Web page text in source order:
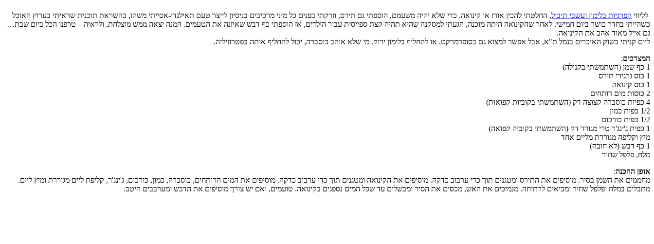
לליווי הפרגיות בלימון ועשבי תיבול, החלטתי להכין אורז או קינואה. כדי שלא יהיה משעמם, הוספתי גם תירס, וזרקתי בפנים כל מיני מרכיבים בניסיון לייצר טעם תאילנדי-אסייתי משהו, בהשראת תוכנית שראיתי בערוץ האוכל
כשהייתי בחדר כושר ביום חמישי. לאחר שהקינואה היתה מוכנה, הגעתי למסקנה שהיא תהיה קצת ספייסית עבור הילדים, אז הוספתי כף דבש שאיזנה את הטעמים. המנה יצאה ממש מוצלחת, ולראיה – טרפנו הכל ביום שבת…
גם אייל מאוד אהב את הקינואה.
ליים קניתי בשוק האיכרים בנמל ת"א, אבל אפשר למצוא גם בסופרמרקט, או להחליף בלימון ירוק. מי שלא אוהב כוסברה, יכול להחליף אותה בפטרוזיליה.
המצרכים:
1 כף שמן (השתמשתי בקנולה)
1 כוס גרגירי תירס
1 כוס קינואה
2 כוסות מים רותחים
4 כפיות כוסברה קצוצה דק (השתמשתי בקוביות קפואות)
1/2 כפית כמון
1/2 כפית כורכום
1 כפית ג'ינג'ר טרי מגורר דק (השתמשתי בקוביה קפואה)
מיץ וקליפה מגוררת מליים אחד
1 כף דבש (לא חובה)
מלח, פלפל שחור
אופן ההכנה:
מחממים את השמן בסיר. מוסיפים את התירס ומטגנים תוך כדי ערבוב כדקה. מוסיפים את הקינואה ומטגנים תוך כדי ערבוב כדקה. מוסיפים את המים הרותחים, כוסברה, כמון, כורכום, ג'ינג'ר, קליפת ליים מגוררת ומיץ ליים.
מתבלים במלח ופלפל שחור ומביאים לרתיחה. מנמיכים את האש, מכסים את הסיר ומבשלים עד שכל המים נספגים בקינואה. טועמים, ואם יש צורך מוסיפים את הדבש ומערבבים היטב.